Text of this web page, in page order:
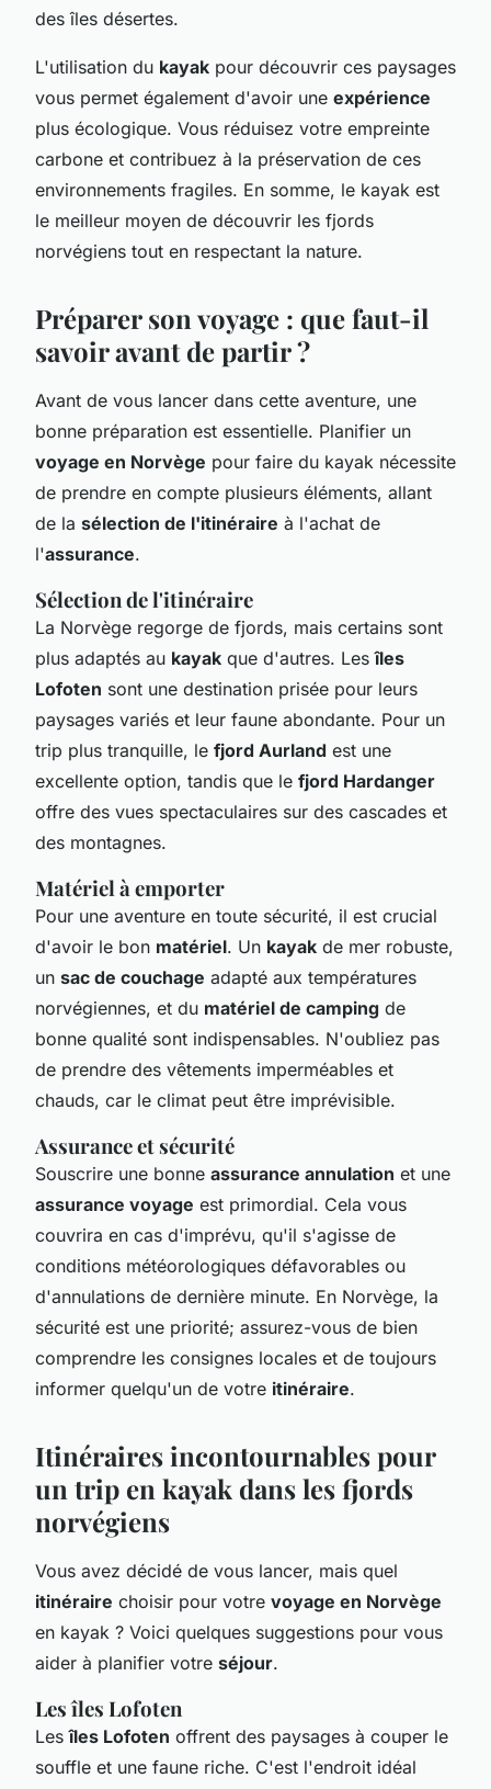
des îles désertes.
L'utilisation du kayak pour découvrir ces paysages
vous permet également d'avoir une expérience
plus écologique. Vous réduisez votre empreinte
carbone et contribuez à la préservation de ces
environnements fragiles. En somme, le kayak est
le meilleur moyen de découvrir les fjords
norvégiens tout en respectant la nature.
Préparer son voyage : que faut-il
savoir avant de partir ?
Avant de vous lancer dans cette aventure, une
bonne préparation est essentielle. Planifier un
voyage en Norvège pour faire du kayak nécessite
de prendre en compte plusieurs éléments, allant
de la sélection de l'itinéraire à l'achat de
l'assurance.
Sélection de l'itinéraire
La Norvège regorge de fjords, mais certains sont
plus adaptés au kayak que d'autres. Lesîles
Lofoten sont une destination prisée pour leurs
paysages variés et leur faune abondante. Pour un
trip plus tranquille, le fjord Aurland est une
excellente option, tandis que le fjord Hardanger
offre des vues spectaculaires sur des cascades et
des montagnes.
Matériel à emporter
Pour une aventure en toute sécurité, il est crucial
d'avoir le bon matériel. Un kayak de mer robuste,
un sac de couchage adapté aux températures
norvégiennes, et du matériel de camping de
bonne qualité sont indispensables. N'oubliez pas
de prendre des vêtements imperméables et
chauds, car le climat peut être imprévisible.
Assurance et sécurité
Souscrire une bonne assurance annulation et une
assurance voyage est primordial. Cela vous
couvrira en cas d'imprévu, qu'il s'agisse de
conditions météorologiques défavorables ou
d'annulations de dernière minute. En Norvège, la
sécurité est une priorité; assurez-vous de bien
comprendre les consignes locales et de toujours
informer quelqu'un de votre itinéraire.
Itinéraires incontournables pour
un trip en kayak dans les fjords
norvégiens
Vous avez décidé de vous lancer, mais quel
itinéraire choisir pour votre voyage en Norvège
en kayak ? Voici quelques suggestions pour vous
aider à planifier votre séjour.
Les îles Lofoten
Lesîles Lofoten offrent des paysages à couper le
souffle et une faune riche. C'est l'endroit idéal